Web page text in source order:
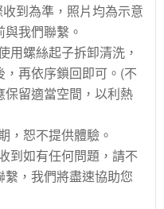
到為準，照片均為示意
我們聯繫。
用螺絲起子拆卸清洗，
再依序鎖回即可。(不
留適當空間，以利熱
，恕不提供體驗。
到如有任何問題，請不
，我們將盡速協助您